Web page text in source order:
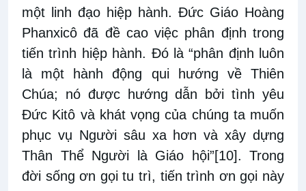
một linh đạo hiệp hành. Đức Giáo Hoàng
Phanxicô đã đề cao việc phân định trong
tiến trình hiệp hành. Đó là “phân định luôn
là một hành động qui hướng về Thiên
Chúa; nó được hướng dẫn bởi tình yêu
Đức Kitô và khát vọng của chúng ta muốn
phục vụ Người sâu xa hơn và xây dựng
Thân Thể Người là Giáo hội”[10]. Trong
đời sống ơn gọi tu trì, tiến trình ơn gọi này